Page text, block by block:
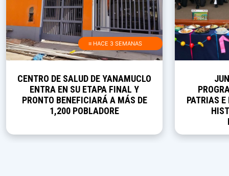
≡ HACE 3 SEMANAS
CENTRO DE SALUD DE YANAMUCLO
ENTRA EN SU ETAPA FINAL Y
PRONTO BENEFICIARÁ A MÁS DE
1,200 POBLADORE
PATRIAS